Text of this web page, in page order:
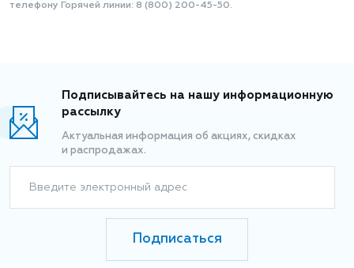
телефону Горячей линии: 8 (800) 200-45-50.
Подписывайтесь на нашу информационную
рассылку
Актуальная информация об акциях, скидках
и распродажах.
Введите электронный адрес
Подписаться